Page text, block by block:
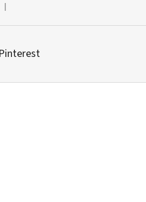
A termék értékelése 5-ből 5 csillag.
|
Pinterest